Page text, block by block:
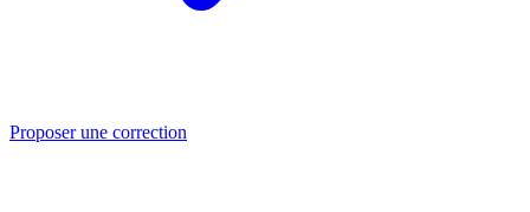
Proposer une correction